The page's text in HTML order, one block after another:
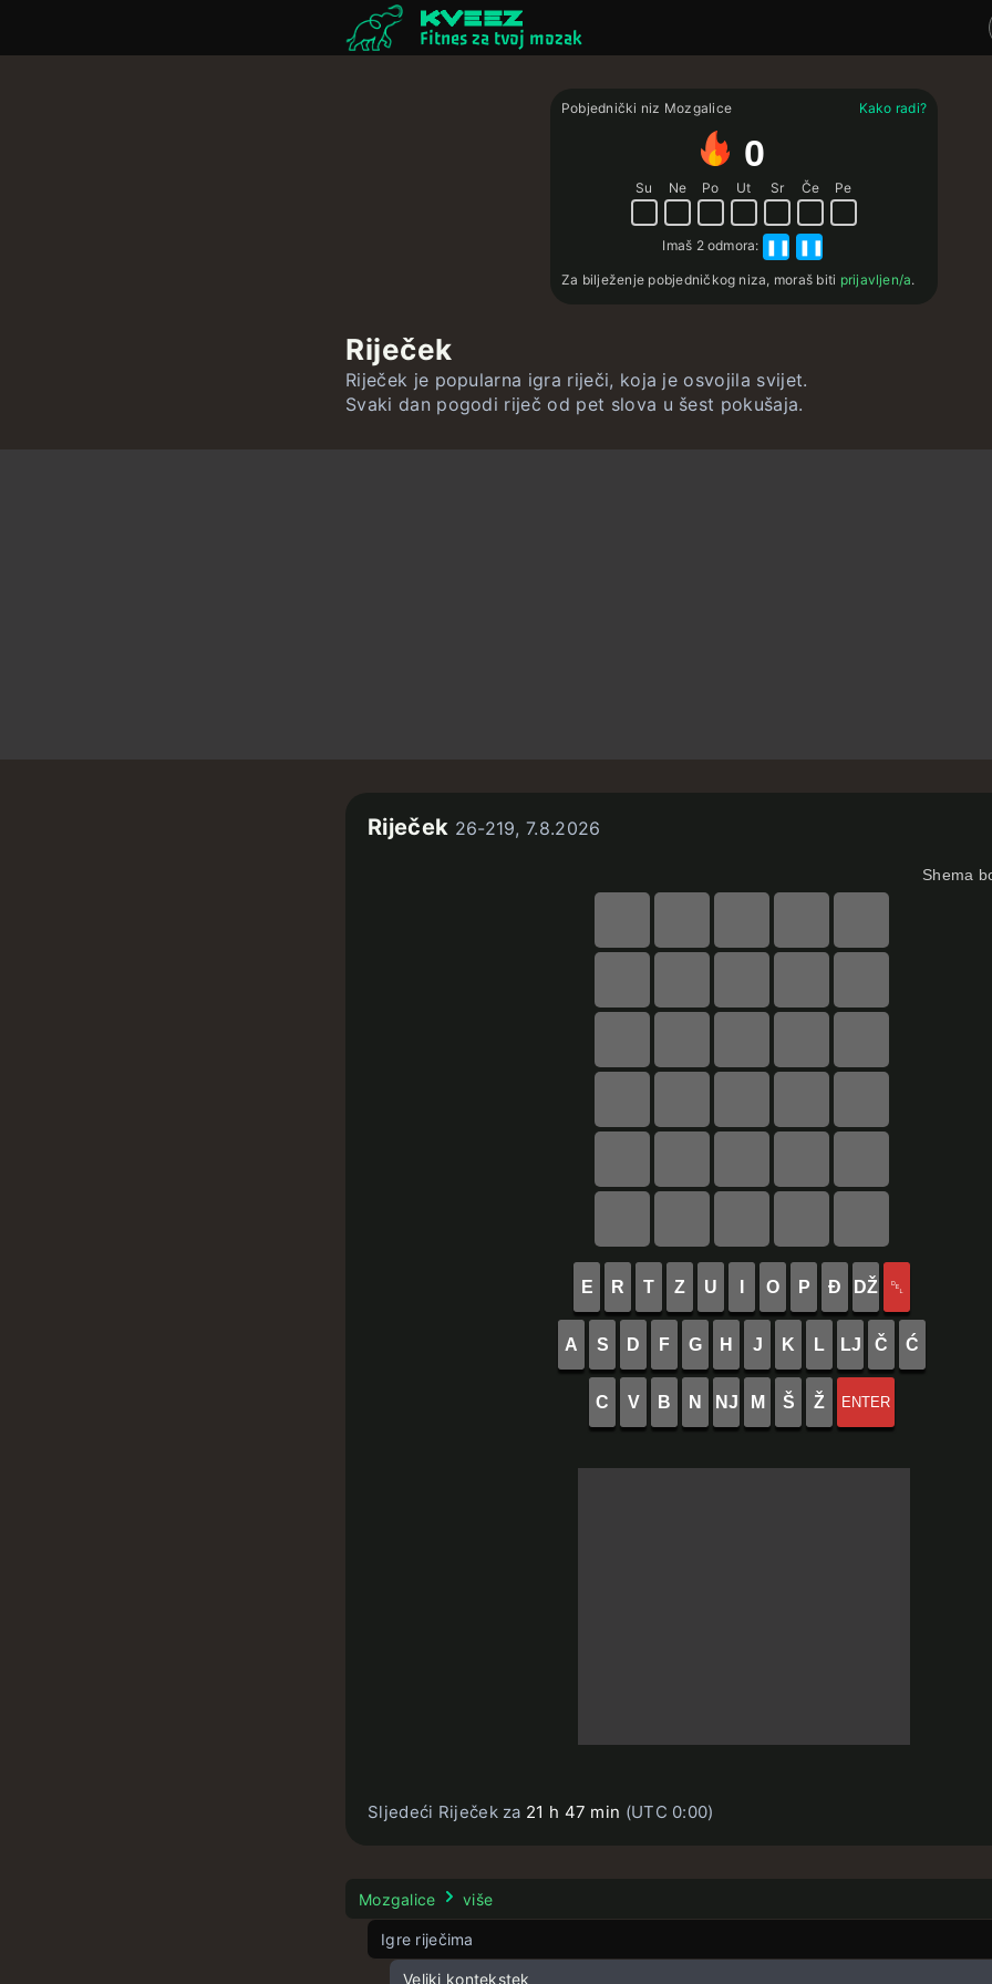
Fitnes za tvoj mozak
Kvizovi
Pobjednički niz Mozgalice Kako radi?
0
Su Ne Po Ut Sr Če Pe
Imaš 2 odmora: ❚❚ ❚❚
Za bilježenje pobjedničkog niza, moraš biti prijavljen/a.
Riječek
Riječek je popularna igra riječi, koja je osvojila svijet.
Svaki dan pogodi riječ od pet slova u šest pokušaja.
Riječek 26-219, 7.8.2026
Shema
E R T Z U O P Đ DŽ ␡
A S D F G H J K L LJ Č Ć
C V B N NJ M Š Ž ENTER
Sljedeći Riječek za 21 h 47 min (UTC 0:00)
Mozgalice više
Igre riječima
Veliki kontekstek